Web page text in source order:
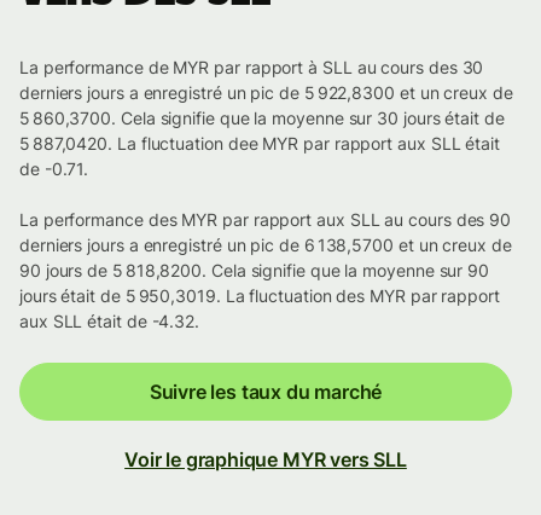
La performance de MYR par rapport à SLL au cours des 30
derniers jours a enregistré un pic de 5 922,8300 et un creux de
5 860,3700. Cela signifie que la moyenne sur 30 jours était de
5 887,0420. La fluctuation dee MYR par rapport aux SLL était
de -0.71.
La performance des MYR par rapport aux SLL au cours des 90
derniers jours a enregistré un pic de 6 138,5700 et un creux de
90 jours de 5 818,8200. Cela signifie que la moyenne sur 90
jours était de 5 950,3019. La fluctuation des MYR par rapport
aux SLL était de -4.32.
Suivre les taux du marché
Voir le graphique MYR vers SLL